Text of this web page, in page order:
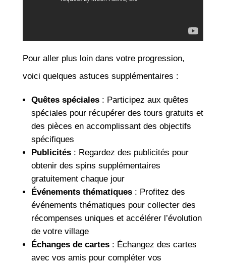
Pour aller plus loin dans votre progression,
voici quelques astuces supplémentaires :
Quêtes spéciales: Participez aux quêtes
spéciales pour récupérer des tours gratuits et
des pièces en accomplissant des objectifs
spécifiques
Publicités: Regardez des publicités pour
obtenir des spins supplémentaires
gratuitement chaque jour
Événements thématiques: Profitez des
événements thématiques pour collecter des
récompenses uniques et accélérer l’évolution
de votre village
Échanges de cartes: Échangez des cartes
avec vos amis pour compléter vos